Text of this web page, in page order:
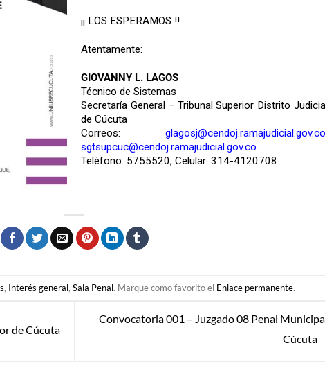
¡¡ LOS ESPERAMOS !!
Atentamente:
GIOVANNY L. LAGOS
Técnico de Sistemas
Secretaría General – Tribunal Superior Distrito
de Cúcuta
Correos: glagosj@cendoj.ramajudicial.gov.co
sgtsupcuc@cendoj.ramajudicial.gov.co
Teléfono: 5755520, Celular: 314-4120708
, Interés general,Sala Penal. Marque como favorito el Enlace permanente.
de Cúcuta
Convocatoria 001 – Juzgado 08 Penal
Cúcuta